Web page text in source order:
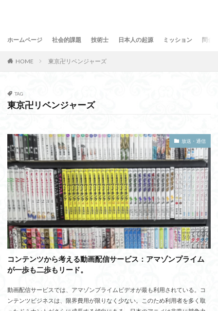
ホームページ 社会的課題 技術士 日本人の起源 ミッション 問合
HOME 東京卍リベンジャーズ
TAG
東京卍リベンジャーズ
放送・通信
コンテンツから考える動画配信サービス：アマゾンプライム
が一歩も二歩もリード。
動画配信サービスでは、アマゾンプライムビデオが最も利用されている。コ
ンテンツビジネスは、限界費用が限りなく少ない。このため利用者を多く取